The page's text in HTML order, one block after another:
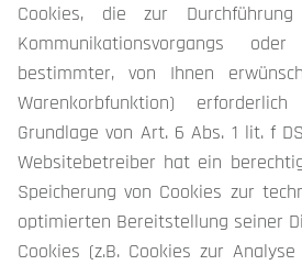
Cookies, die zur
Kommunikationsvorgangs
bestimmter, von Ihnen
Warenkorbfunktion)
Grundlage von Art. 6 Abs. 1 lit. f
Websitebetreiber hat ein
Speicherung von Cookies zur
optimierten Bereitstellung seiner
Cookies (z.B. Cookies zur